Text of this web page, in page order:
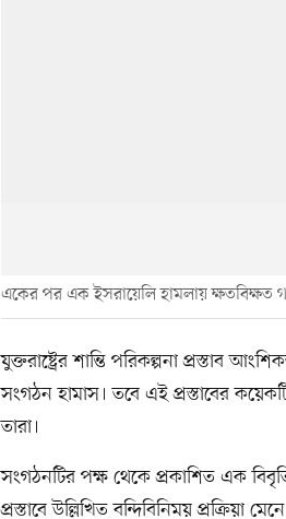
একের পর এক ইসরায়েলি হামলায় ক্ষতবিক্ষত
যুক্তরাষ্ট্রের শান্তি পরিকল্পনা প্রস্তাব
সংগঠন হামাস। তবে এই প্রস্তাবের
তারা।
সংগঠনটির পক্ষ থেকে প্রকাশিত এক
প্রস্তাবে উল্লিখিত বন্দিবিনিময়